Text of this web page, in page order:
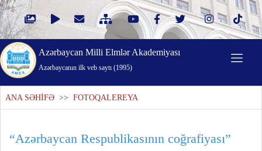
Azərbaycan Milli Elmlər Akademiyası
Azərbaycanın ilk veb saytı (1995)
ANA SƏHİFƏ >> FOTOQALEREYA
“Azərbaycan Respublikasının coğrafiyası”